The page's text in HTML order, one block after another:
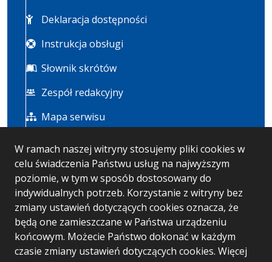
W ramach naszej witryny stosujemy pliki cookies w
celu świadczenia Państwu usług na najwyższym
poziomie, w tym w sposób dostosowany do
indywidualnych potrzeb. Korzystanie z witryny bez
zmiany ustawień dotyczących cookies oznacza, że
będą one zamieszczane w Państwa urządzeniu
końcowym. Możecie Państwo dokonać w każdym
czasie zmiany ustawień dotyczących cookies. Więcej
Deklaracja dostępności
Instrukcja obsługi
Słownik skrótów
Zespół redakcyjny
Mapa serwisu
Statystyka i dane osobowe
Statystyki oglądalności
Polityka prywatności